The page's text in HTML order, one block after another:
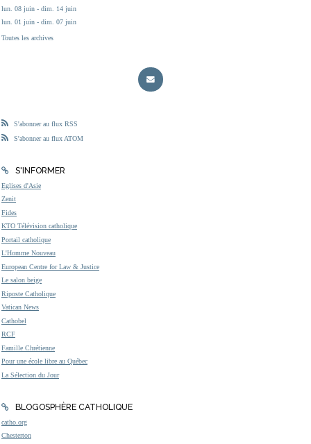
lun. 08 juin - dim. 14 juin
lun. 01 juin - dim. 07 juin
Toutes les archives
S'abonner au flux RSS
S'abonner au flux ATOM
S'INFORMER
Eglises d'Asie
Zenit
Fides
KTO Télévision catholique
Portail catholique
L'Homme Nouveau
European Centre for Law & Justice
Le salon beige
Riposte Catholique
Vatican News
Cathobel
RCF
Famille Chrétienne
Pour une école libre au Québec
La Sélection du Jour
BLOGOSPHÈRE CATHOLIQUE
catho.org
Chesterton